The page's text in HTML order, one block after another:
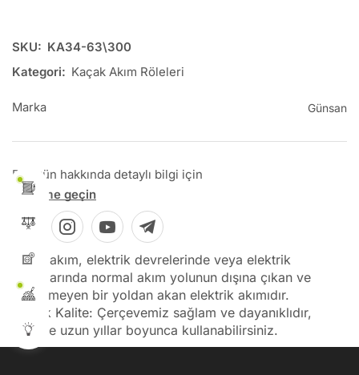
SKU: KA34-63\300
Kategori: Kaçak Akım Röleleri
Marka Günsan
Bu ürün hakkında detaylı bilgi için
İletişime geçin
Kaçak akım, elektrik devrelerinde veya elektrik
tesisatlarında normal akım yolunun dışına çıkan ve
beklenmeyen bir yoldan akan elektrik akımıdır.
Yüksek Kalite: Çerçevemiz sağlam ve dayanıklıdır,
böylece uzun yıllar boyunca kullanabilirsiniz.